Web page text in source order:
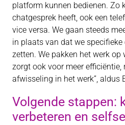
platform kunnen bedienen. Zo
chatgesprek heeft, ook een
vice versa. We gaan steeds
in plaats van dat we specifieke
zetten. We pakken het werk
zorgt ook voor meer efficiëntie,
afwisseling in het werk”, aldus
Volgende stappen:
verbeteren en